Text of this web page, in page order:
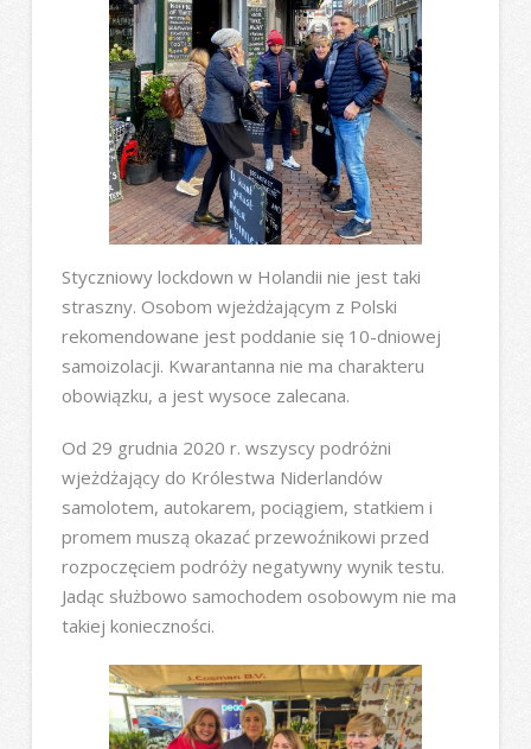
Styczniowy lockdown w Holandii nie jest taki
straszny. Osobom wjeżdżającym z Polski
rekomendowane jest poddanie się 10-dniowej
samoizolacji. Kwarantanna nie ma charakteru
obowiązku, a jest wysoce zalecana.
Od 29 grudnia 2020 r. wszyscy podróżni
wjeżdżający do Królestwa Niderlandów
samolotem, autokarem, pociągiem, statkiem i
promem muszą okazać przewoźnikowi przed
rozpoczęciem podróży negatywny wynik testu.
Jadąc służbowo samochodem osobowym nie ma
takiej konieczności.